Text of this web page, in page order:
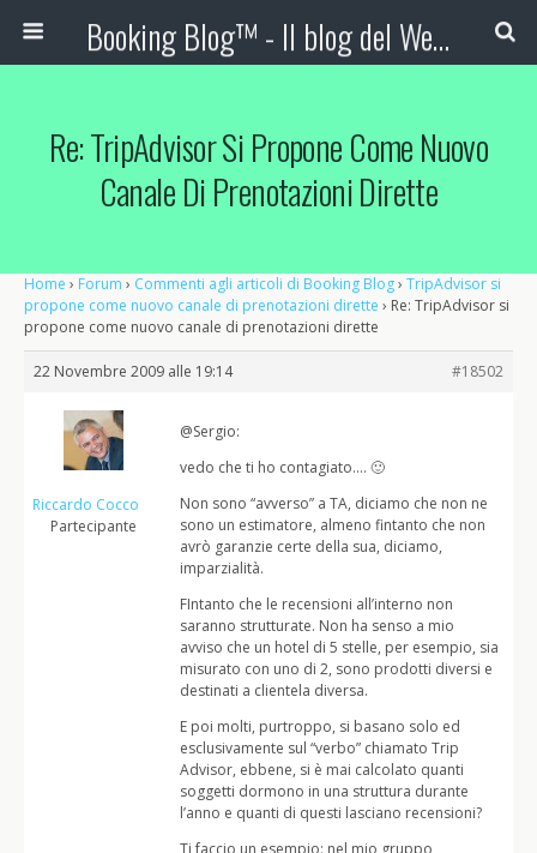
Booking Blog™ - Il blog del Web Marketing Turistico
Re: TripAdvisor Si Propone Come Nuovo
Canale Di Prenotazioni Dirette
Home › Forum › Commenti agli articoli di Booking Blog› TripAdvisor si
propone come nuovo canale di prenotazioni dirette › Re: TripAdvisor si
propone come nuovo canale di prenotazioni dirette
22 Novembre 2009 alle 19:14 #18502
Riccardo Cocco
Partecipante
@Sergio:
vedo che ti ho contagiato…. 🙂
Non sono “avverso” a TA, diciamo che non ne
sono un estimatore, almeno fintanto che non
avrò garanzie certe della sua, diciamo,
imparzialità.
FIntanto che le recensioni all’interno non
saranno strutturate. Non ha senso a mio
avviso che un hotel di 5 stelle, per esempio, sia
misurato con uno di 2, sono prodotti diversi e
destinati a clientela diversa.
E poi molti, purtroppo, si basano solo ed
esclusivamente sul “verbo” chiamato Trip
Advisor, ebbene, si è mai calcolato quanti
soggetti dormono in una struttura durante
l’anno e quanti di questi lasciano recensioni?
Ti faccio un esempio: nel mio gruppo